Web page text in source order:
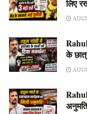
लिए
के